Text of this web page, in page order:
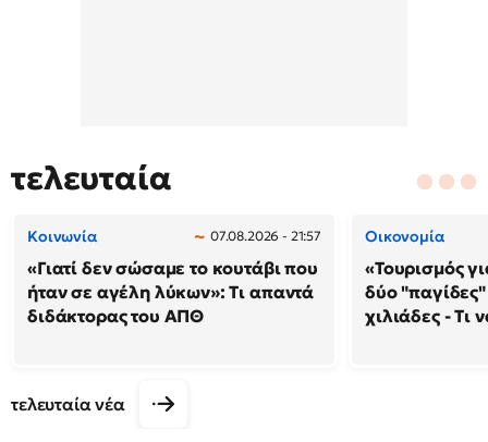
τελευταία
Κοινωνία 07.08.2026 - 21:57
«Γιατί δεν σώσαμε το κουτάβι που
ήταν σε αγέλη λύκων»: Τι απαντά
διδάκτορας του ΑΠΘ
Οικονομία
«Τουρισμός
δύο
χιλιάδες - Τι
τελευταία νέα